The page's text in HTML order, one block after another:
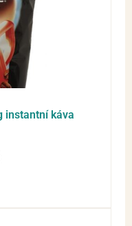
instantní káva